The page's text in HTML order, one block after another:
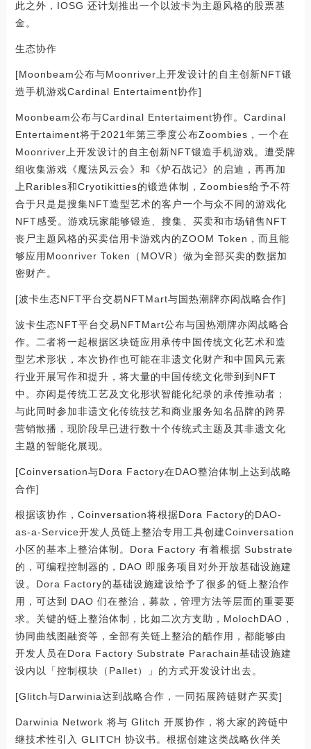
此之外，IOSG 还计划推出一个以波卡为主题风格的股票基
金。
生态协作
[Moonbeam公布与Moonriver上开发设计的自主创新NFT锻
造手机游戏Cardinal Entertaiment协作]
Moonbeam公布与Cardinal Entertaiment协作。Cardinal
Entertaiment将于2021年第三季度公布Zoombies，一个在
Moonriver上开发设计的自主创新NFT锻造手机游戏。遭受牌
组收集游戏《魔法风云会》和《炉石战记》的启迪，再再加
上Raribles和Cryotikitties的锻造体制，Zoombies给予不符
合于只是是搜集NFT造型艺术的客户一个与众不同的游戏化
NFT感受。游戏玩家能够锻造、搜集、买卖和市场销售NFT
丧尸主题风格的买卖信用卡游戏内的ZOOM Token，而且能
够应用Moonriver Token（MOVR）做为全部买卖的数据加
密财产。
[波卡生态NFT平台交易NFTMart与国热潮牌亦闳战略合作]
波卡生态NFT平台交易NFTMart公布与国热潮牌亦闳战略合
作。二者将一起根据区块链应用承传中国传统文化艺术和造
型艺术形状，本次协作也可能在非遗文化财产和中国风元素
行业开展写作和提升，将大量的中国传统文化带到到NFT
中。亦闳是传统工艺及文化形状智能化纪录的承传推动者；
与此同时参加非遗文化传统技艺和商业服务知名品牌的跨界
营销散播，现阶段早已进行数十个传统式主题及其非遗文化
主题的智能化展现。
[Coinversation与Dora Factory在DAO整治体制上达到战略
合作]
根据该协作，Coinversation将根据Dora Factory的DAO-
as-a-Service开发人员链上整治专用工具创建Coinversation
小区的基本上整治体制。Dora Factory 有着根据 Substrate
的，可编程控制器的，DAO 即服务项目对外开放基础设施建
设。Dora Factory的基础设施建设给予了很多的链上整治作
用，可达到 DAO 们在整治，募款，管理方法等层面的重要要
求。关键的链上整治体制，比如二次方支助，MolochDAO，
协同曲线图融资等，全部有关链上整治的酷作用，都能够由
开发人员在Dora Factory Substrate Parachain基础设施建
设内以「控制模块（Pallet）」的方式开发设计出去。
[Glitch与Darwinia达到战略合作，一同拓展跨链财产买卖]
Darwinia Network 将与 Glitch 开展协作，将大家的跨链中
继技术性引入 GLITCH 协议书。根据创建这类战略伙伴关